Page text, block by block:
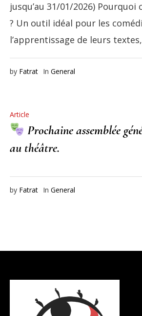
jusqu’au 31/01/2026)
? Un outil idéal pour les
l’apprentissage de leurs
by Fatrat In General
Article
Prochaine assemblée
au théâtre.
by Fatrat In General